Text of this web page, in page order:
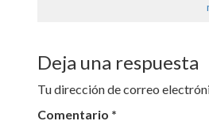
Deja una respuesta
Tu dirección de correo
Comentario *